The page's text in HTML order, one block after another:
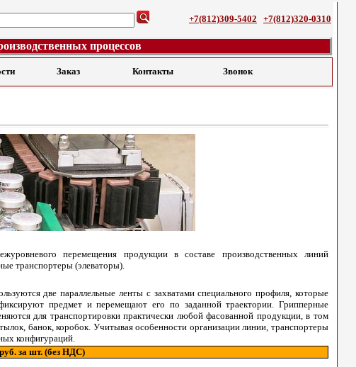
+7(812)309-5402 +7(812)320-0310
процессов
Заказ Контакты Звонок
перемещения продукции в составе производственных линий
транспортеры (элеваторы).
две параллельные ленты с захватами специального профиля, которые
предмет и перемещают его по заданной траектории. Грипперные
для транспортировки практически любой фасованной продукции, в том
банок, коробок. Учитывая особенности организации линии, транспортеры
конфигураций.
за шт. (без НДС)